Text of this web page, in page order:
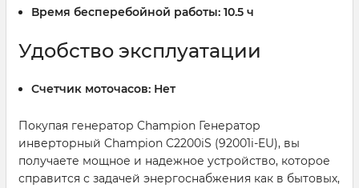
Время бесперебойной работы: 10.5 ч
Удобство эксплуатации
Счетчик моточасов: Нет
Покупая генератор Champion Генератор
инверторный Champion C2200iS (92001i-EU), вы
получаете мощное и надежное устройство, которое
справится с задачей энергоснабжения как в бытовых,